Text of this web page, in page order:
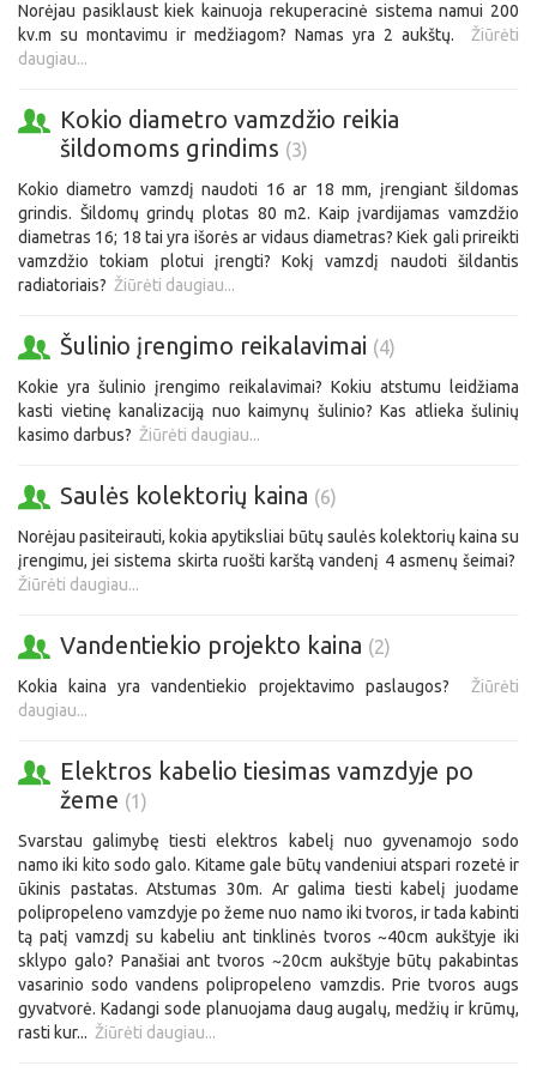
Norėjau pasiklaust kiek kainuoja rekuperacinė sistema namui 200
kv.m su montavimu ir medžiagom? Namas yra 2 aukštų. Žiūrėti
daugiau...
Kokio diametro vamzdžio reikia
šildomoms grindims (3)
Kokio diametro vamzdį naudoti 16 ar 18 mm, įrengiant šildomas
grindis. Šildomų grindų plotas 80 m2. Kaip įvardijamas vamzdžio
diametras 16; 18 tai yra išorės ar vidaus diametras? Kiek gali prireikti
vamzdžio tokiam plotui įrengti? Kokį vamzdį naudoti šildantis
radiatoriais? Žiūrėti daugiau...
Šulinio įrengimo reikalavimai (4)
Kokie yra šulinio įrengimo reikalavimai? Kokiu atstumu leidžiama
kasti vietinę kanalizaciją nuo kaimynų šulinio? Kas atlieka šulinių
kasimo darbus? Žiūrėti daugiau...
Saulės kolektorių kaina (6)
Norėjau pasiteirauti, kokia apytiksliai būtų saulės kolektorių kaina su
įrengimu, jei sistema skirta ruošti karštą vandenį 4 asmenų šeimai?
Žiūrėti daugiau...
Vandentiekio projekto kaina (2)
Kokia kaina yra vandentiekio projektavimo paslaugos? Žiūrėti
daugiau...
Elektros kabelio tiesimas vamzdyje po
žeme (1)
Svarstau galimybę tiesti elektros kabelį nuo gyvenamojo sodo
namo iki kito sodo galo. Kitame gale būtų vandeniui atspari rozetė ir
ūkinis pastatas. Atstumas 30m. Ar galima tiesti kabelį juodame
polipropeleno vamzdyje po žeme nuo namo iki tvoros, ir tada kabinti
tą patį vamzdį su kabeliu ant tinklinės tvoros ~40cm aukštyje iki
sklypo galo? Panašiai ant tvoros ~20cm aukštyje būtų pakabintas
vasarinio sodo vandens polipropeleno vamzdis. Prie tvoros augs
gyvatvorė. Kadangi sode planuojama daug augalų, medžių ir krūmų,
rasti kur... Žiūrėti daugiau...